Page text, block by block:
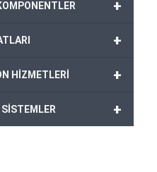
+
+
+
HİZMETLERİ
+